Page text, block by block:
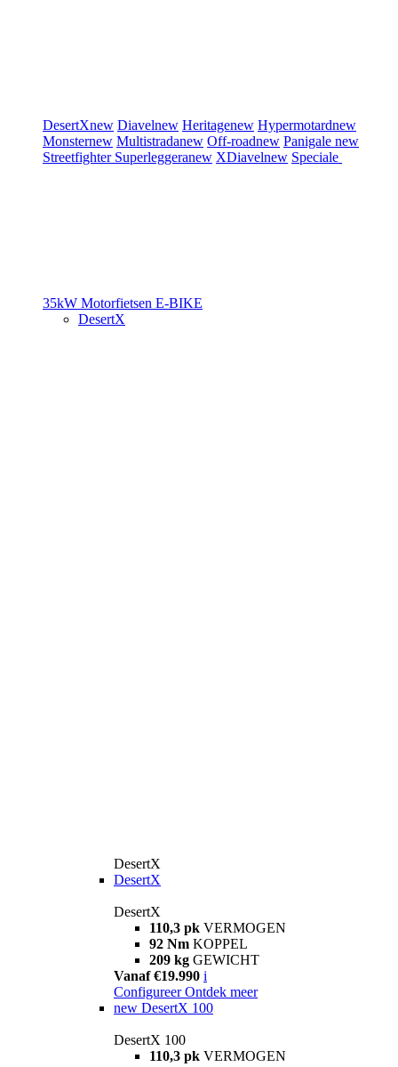
DesertXnew Diavelnew Heritagenew Hypermotardnew
Monsternew Multistradanew Off-roadnew Panigale new
Streetfighter Superleggeranew XDiavelnew Speciale
35kW Motorfietsen E-BIKE
DesertX
DesertX
DesertX
DesertX
110,3 pk VERMOGEN
92 Nm KOPPEL
209 kg GEWICHT
Vanaf €19.990 i
Configureer Ontdek meer
new DesertX 100
DesertX 100
110,3 pk VERMOGEN